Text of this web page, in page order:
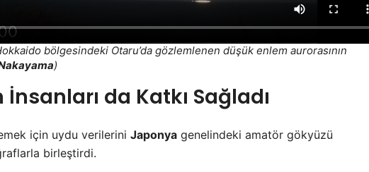
bölgesindeki Otaru’da gözlemlenen düşük enlem aurorasının
)
da Katkı Sağladı
için uydu verilerini Japonya genelindeki amatör gökyüzü
birleştirdi.